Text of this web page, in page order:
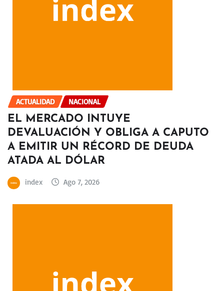
ACTUALIDAD NACIONAL
EL MERCADO INTUYE
DEVALUACIÓN Y OBLIGA A CAPUTO
A EMITIR UN RÉCORD DE DEUDA
ATADA AL DÓLAR
index Ago 7, 2026